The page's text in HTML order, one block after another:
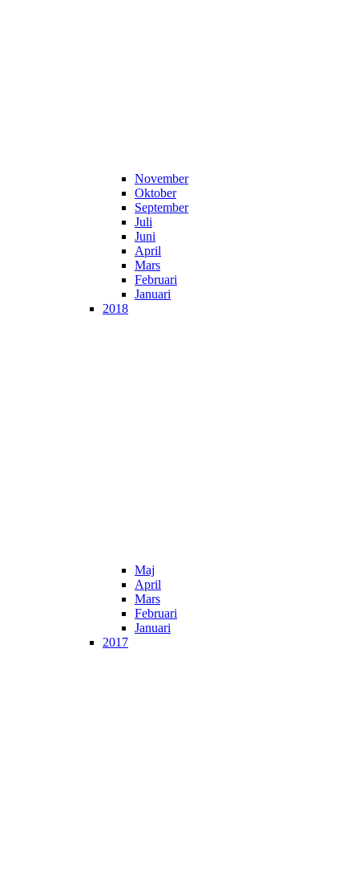
November
Oktober
September
Juli
Juni
April
Mars
Februari
Januari
2018
Maj
April
Mars
Februari
Januari
2017